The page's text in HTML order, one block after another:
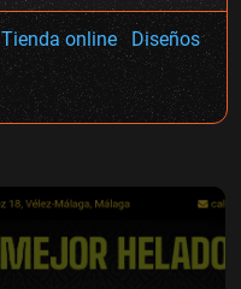
Tienda online
Diseños